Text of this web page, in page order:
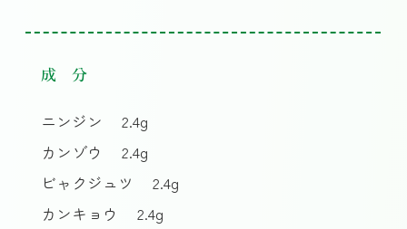
成 分
ニンジン
2.4g
カンゾウ
2.4g
ビャクジュツ
2.4g
カンキョウ
2.4g